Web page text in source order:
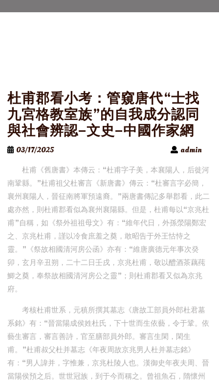
杜甫郡看小考：管窺唐代“士找
九宮格教室族”的自我成分認同
與社會辨認–文史–中國作家網
03/17/2025
admin
杜甫《舊唐書》本傳云：“杜甫字子美，本襄陽人，后徙河
南鞏縣。”杜甫祖父杜審言《新唐書》傳云：“杜審言字必簡，
襄州襄陽人，晉征南將軍預遠裔。”兩唐書傳記多舉郡看，此二
處亦然，則杜甫郡看似為襄州襄陽縣。但是，杜甫每以“京兆杜
甫”自稱，如《祭外祖祖母文》有：“維年代日，外孫滎陽鄭宏
之、京兆杜甫，謹以冷食庶羞之奠，敢昭告于外王怙恃之
靈。”《祭故相國清河房公函》亦有：“維唐廣德元年事次癸
卯，玄月辛丑朔，二十二日壬戌，京兆杜甫，敬以醴酒茶藕莼
鯽之奠，奉祭故相國清河房公之靈”；則杜甫郡看又似為京兆
府。
考核杜甫世系，元稹所撰其墓志《唐故工部員外郎杜君墓
系銘》有：“晉當陽成侯姓杜氏，下十世而生依藝，令于鞏。依
藝生審言，審言善詩，官至膳部員外郎。審言生閑，閑生
甫。”杜甫叔父杜并墓志《年夜周故京兆男人杜并墓志銘》
有：“男人諱并，字惟兼，京兆杜陵人也。漢御史年夜夫周、晉
當陽侯預之后。世世冠族，到于今而稱之。曾祖魚石，隋懷州